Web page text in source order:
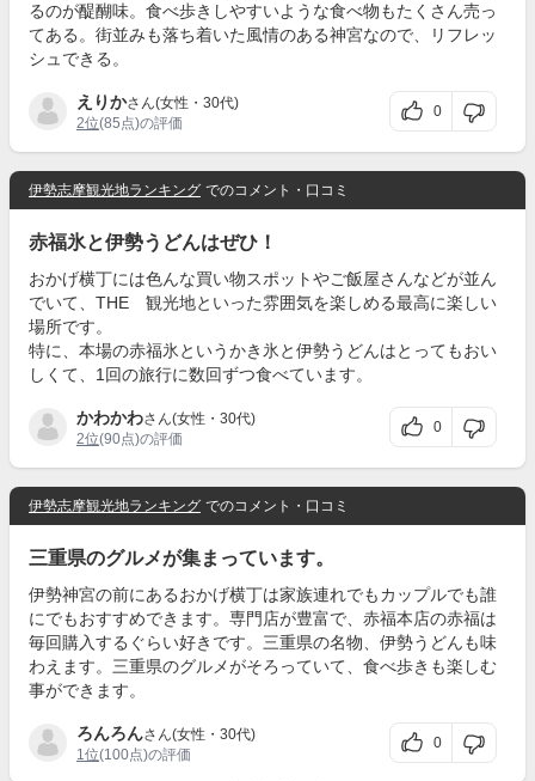
るのが醍醐味。食べ歩きしやすいような食べ物もたくさん売っ
てある。街並みも落ち着いた風情のある神宮なので、リフレッ
シュできる。
えりかさん(女性・30代)
2位(85点)の評価
0
伊勢志摩観光地ランキング でのコメント・口コミ
赤福氷と伊勢うどんはぜひ！
おかげ横丁には色んな買い物スポットやご飯屋さんなどが並ん
でいて、THE 観光地といった雰囲気を楽しめる最高に楽しい
場所です。
特に、本場の赤福氷というかき氷と伊勢うどんはとってもおい
しくて、1回の旅行に数回ずつ食べています。
かわかわさん(女性・30代)
2位(90点)の評価
0
伊勢志摩観光地ランキング でのコメント・口コミ
三重県のグルメが集まっています。
伊勢神宮の前にあるおかげ横丁は家族連れでもカップルでも誰
にでもおすすめできます。専門店が豊富で、赤福本店の赤福は
毎回購入するぐらい好きです。三重県の名物、伊勢うどんも味
わえます。三重県のグルメがそろっていて、食べ歩きも楽しむ
事ができます。
ろんろんさん(女性・30代)
1位(100点)の評価
0